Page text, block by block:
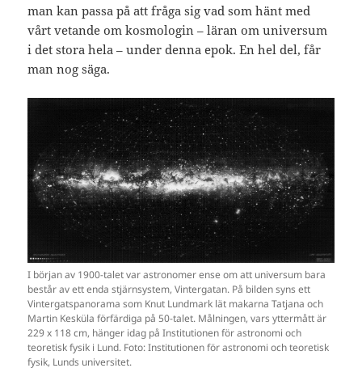
man kan passa på att fråga sig vad som hänt med
vårt vetande om kosmologin – läran om universum
i det stora hela – under denna epok. En hel del, får
man nog säga.
I början av 1900-talet var astronomer ense om att universum bara
består av ett enda stjärnsystem, Vintergatan. På bilden syns ett
Vintergatspanorama som Knut Lundmark lät makarna Tatjana och
Martin Kesküla förfärdiga på 50-talet. Målningen, vars yttermått är
229 x 118 cm, hänger idag på Institutionen för astronomi och
teoretisk fysik i Lund. Foto: Institutionen för astronomi och teoretisk
fysik, Lunds universitet.